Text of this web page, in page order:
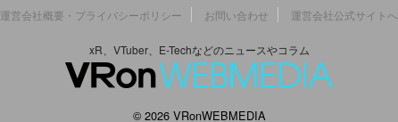
運営会社概要・プライバシーポリシー お問い合わせ 運営会社公式サイトへ
xR、VTuber、E-Techなどのニュースやコラム
© 2026 VRonWEBMEDIA